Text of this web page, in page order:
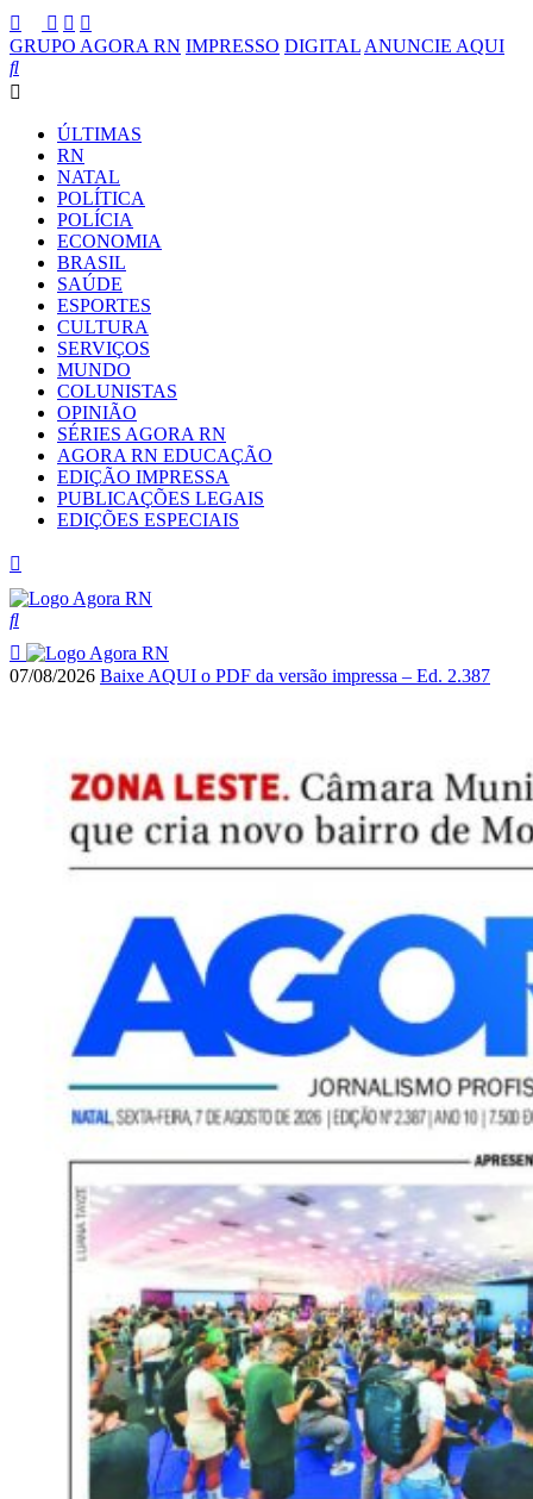
GRUPO AGORA RN IMPRESSO DIGITAL ANUNCIE AQUI
ÚLTIMAS
RN
NATAL
POLÍTICA
POLÍCIA
ECONOMIA
BRASIL
SAÚDE
ESPORTES
CULTURA
SERVIÇOS
MUNDO
COLUNISTAS
OPINIÃO
SÉRIES AGORA RN
AGORA RN EDUCAÇÃO
EDIÇÃO IMPRESSA
PUBLICAÇÕES LEGAIS
EDIÇÕES ESPECIAIS
07/08/2026 Baixe AQUI o PDF da versão impressa – Ed. 2.387